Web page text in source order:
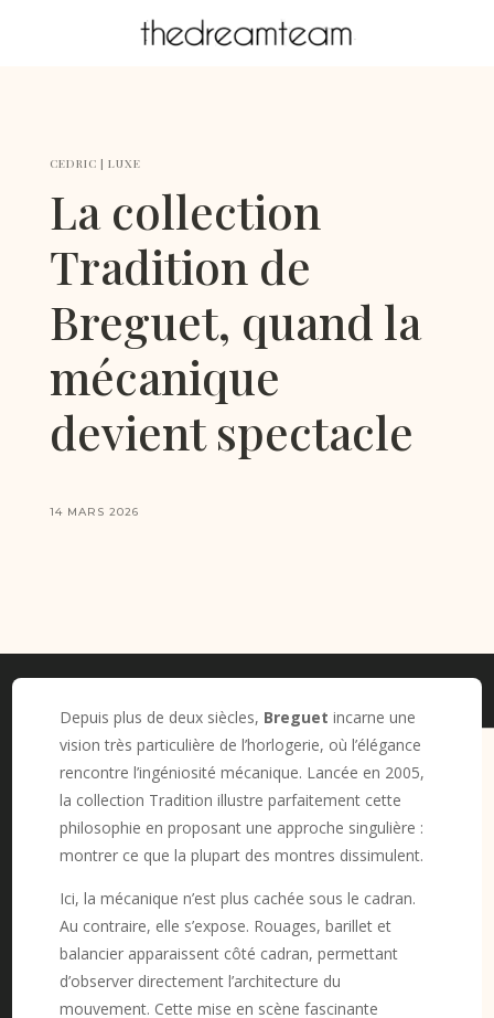
CEDRIC | LUXE
La collection
Tradition de
Breguet, quand la
mécanique
devient spectacle
14 MARS 2026
Depuis plus de deux siècles, Breguet incarne une
vision très particulière de l’horlogerie, où l’élégance
rencontre l’ingéniosité mécanique. Lancée en 2005,
la collection Tradition illustre parfaitement cette
philosophie en proposant une approche singulière :
montrer ce que la plupart des montres dissimulent.
Ici, la mécanique n’est plus cachée sous le cadran.
Au contraire, elle s’expose. Rouages, barillet et
balancier apparaissent côté cadran, permettant
d’observer directement l’architecture du
mouvement. Cette mise en scène fascinante